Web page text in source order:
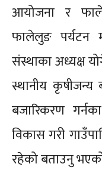
आयोजना र
फालेलुङ पर्यटन
संस्थाका अध्यक्ष
स्थानीय कृषीजन्य
बजारिकरण
विकास गरी
रहेको बताउनु